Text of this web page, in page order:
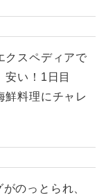
クスペディアで
安い！1日目
鮮料理にチャレ
のっとられ、